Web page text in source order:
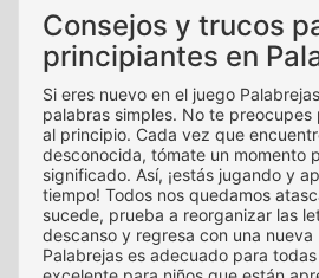
Consejos y trucos
principiantes en
Si eres nuevo en el juego
palabras simples. No te preocupes
al principio. Cada vez que
desconocida, tómate un momento
significado. Así, ¡estás jugando y
tiempo! Todos nos quedamos
sucede, prueba a reorganizar las
descanso y regresa con una
Palabrejas es adecuado para